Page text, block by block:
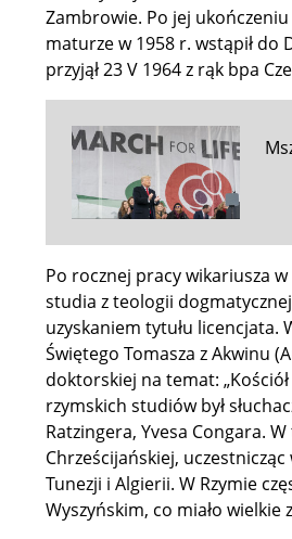
Zambrowie. Po jej
maturze w 1958 r. wstąpił do
przyjął 23 V 1964 z rąk bpa
Po rocznej pracy wikariusza
studia z teologii
uzyskaniem tytułu licencjata.
Świętego Tomasza z Akwinu
doktorskiej na temat:
rzymskich studiów był
Ratzingera, Yvesa Congara.
Chrześcijańskiej,
Tunezji i Algierii. W Rzymie
Wyszyńskim, co miało